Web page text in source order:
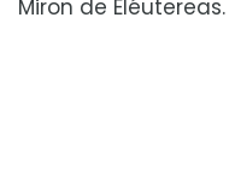
Miron de Eléutereas.